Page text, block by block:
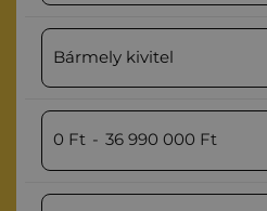
Bármely kivitel
0 Ft - 36 990 000 Ft